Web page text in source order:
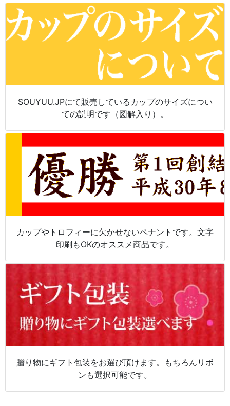
SOUYUU.JPにて販売しているカップのサイズについ
ての説明です（図解入り）。
カップやトロフィーに欠かせないペナントです。文字
印刷もOKのオススメ商品です。
贈り物にギフト包装をお選び頂けます。もちろんリボ
ンも選択可能です。